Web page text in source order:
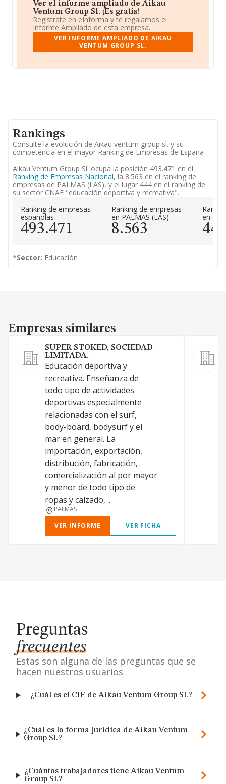
Ver el informe ampliado de Aikau
Ventum Group Sl. ¡Es gratis!
Regístrate en eInforma y te regalamos el
Informe Ampliado de esta empresa.
VER INFORME AMPLIADO DE AIKAU
VENTUM GROUP SL.
Rankings
Consulte la evolución de Aikau ventum group sl. y su
competencia en el mayor Ranking de Empresas de España
Aikau Ventum Group Sl. ocupa la posición 493.471 en el
Ranking de Empresas Nacional, la 8.563 en el ranking de
empresas de PALMAS (LAS), y el lugar 444 en el ranking de
su sector CNAE "educación deportiva y recreativa".
Ranking de empresas
españolas
493.471
Ranking de empresas
en PALMAS (LAS)
8.563
en el
444
*Sector: Educación
Empresas similares
Empresas similares
SUPER STOKED, SOCIEDAD
LIMITADA.
Educación deportiva y
recreativa. Enseñanza de
todo tipo de actividades
deportivas especialmente
relacionadas con el surf,
body-board, bodysurf y el
mar en general. La
importación, exportación,
distribución, fabricación,
comercialización al por mayor
y menor de todo tipo de
ropas y calzado, ..
PALMAS
VER INFORME
VER FICHA
Preguntas
frecuentes
Estas son alguna de las preguntas que se
hacen nuestros usuarios
¿Cuál es el CIF de Aikau Ventum Group Sl.?
¿Cuál es la forma jurídica de Aikau Ventum
Group Sl.?
¿Cuántos trabajadores tiene Aikau Ventum
Group Sl.?